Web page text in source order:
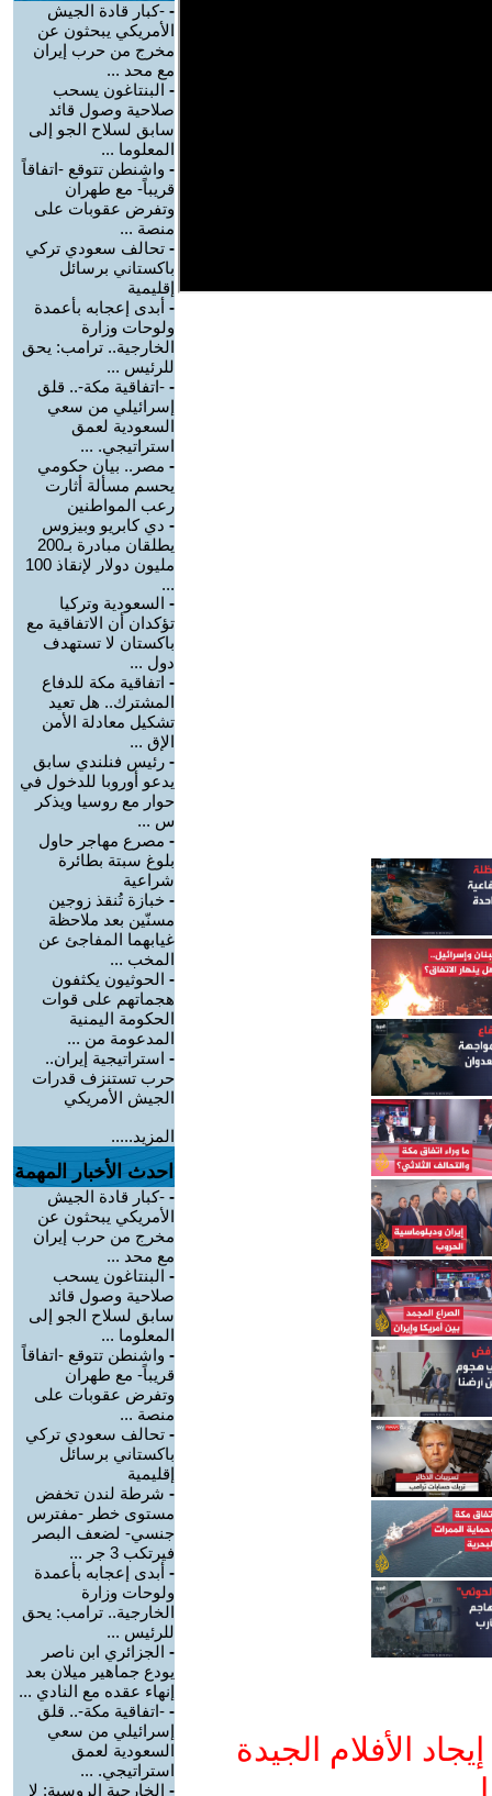
الأفلام الجيدة
- -كبار قادة الجيش
الأمريكي يبحثون عن
مخرج من حرب إيران
مع محد ...
- البنتاغون يسحب
صلاحية وصول قائد
سابق لسلاح الجو إلى
المعلوما ...
- واشنطن تتوقع -اتفاقاً
قريباً- مع طهران
وتفرض عقوبات على
منصة ...
- تحالف سعودي تركي
باكستاني برسائل
إقليمية
- أبدى إعجابه بأعمدة
ولوحات وزارة
الخارجية.. ترامب: يحق
للرئيس ...
- -اتفاقية مكة-.. قلق
إسرائيلي من سعي
السعودية لعمق
استراتيجي. ...
- مصر.. بيان حكومي
يحسم مسألة أثارت
رعب المواطنين
- دي كابريو وبيزوس
يطلقان مبادرة بـ200
مليون دولار لإنقاذ 100
...
- السعودية وتركيا
تؤكدان أن الاتفاقية مع
باكستان لا تستهدف
دول ...
- اتفاقية مكة للدفاع
المشترك.. هل تعيد
تشكيل معادلة الأمن
الإق ...
- رئيس فنلندي سابق
يدعو أوروبا للدخول في
حوار مع روسيا ويذكر
س ...
- مصرع مهاجر حاول
بلوغ سبتة بطائرة
شراعية
- خبازة تُنقذ زوجين
مسنّين بعد ملاحظة
غيابهما المفاجئ عن
المخب ...
- الحوثيون يكثفون
هجماتهم على قوات
الحكومة اليمنية
المدعومة من ...
- استراتيجية إيران..
حرب تستنزف قدرات
الجيش الأمريكي
المزيد.....
احدث الأخبار المهمة
- -كبار قادة الجيش
الأمريكي يبحثون عن
مخرج من حرب إيران
مع محد ...
- البنتاغون يسحب
صلاحية وصول قائد
سابق لسلاح الجو إلى
المعلوما ...
- واشنطن تتوقع -اتفاقاً
قريباً- مع طهران
وتفرض عقوبات على
منصة ...
- تحالف سعودي تركي
باكستاني برسائل
إقليمية
- شرطة لندن تخفض
مستوى خطر -مفترس
جنسي- لضعف البصر
فيرتكب 3 جر ...
- أبدى إعجابه بأعمدة
ولوحات وزارة
الخارجية.. ترامب: يحق
للرئيس ...
- الجزائري ابن ناصر
يودع جماهير ميلان بعد
إنهاء عقده مع النادي ...
- -اتفاقية مكة-.. قلق
إسرائيلي من سعي
السعودية لعمق
استراتيجي. ...
- الخارجية الروسية: لا